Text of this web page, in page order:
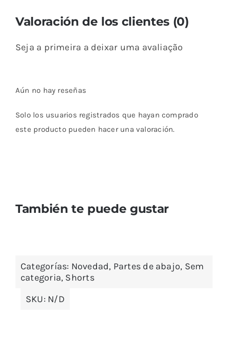
Valoración de los clientes (0)
Seja a primeira a deixar uma avaliação
Aún no hay reseñas
Solo los usuarios registrados que hayan comprado
este producto pueden hacer una valoración.
También te puede gustar
Categorías: Novedad, Partes de abajo, Sem
categoria, Shorts
SKU: N/D